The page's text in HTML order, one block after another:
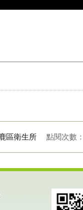
區衛生所 點閱次數：